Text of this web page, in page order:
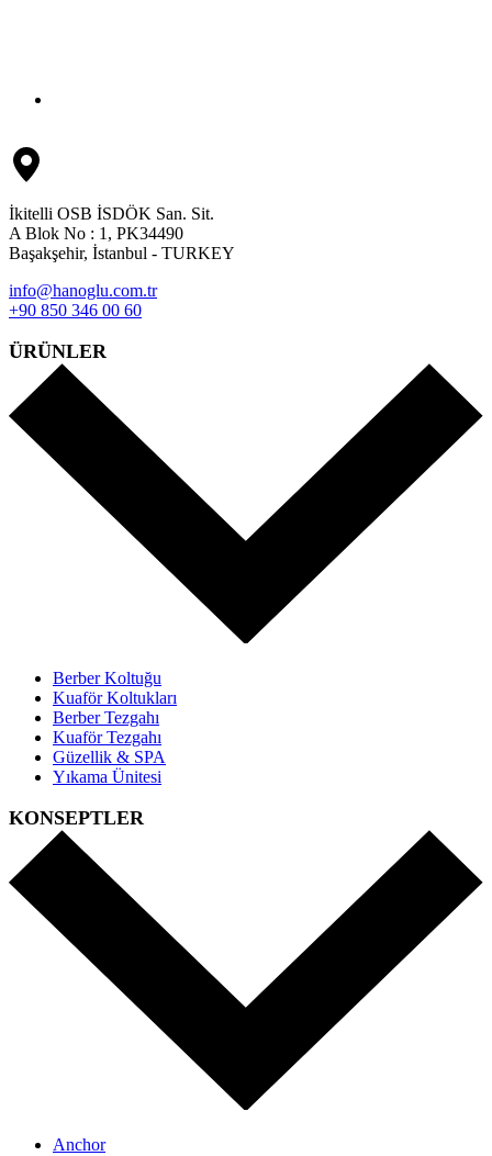
İkitelli OSB İSDÖK San. Sit.
A Blok No : 1, PK34490
Başakşehir, İstanbul - TURKEY
info@hanoglu.com.tr
+90 850 346 00 60
ÜRÜNLER
Berber Koltuğu
Kuaför Koltukları
Berber Tezgahı
Kuaför Tezgahı
Güzellik & SPA
Yıkama Ünitesi
KONSEPTLER
Anchor